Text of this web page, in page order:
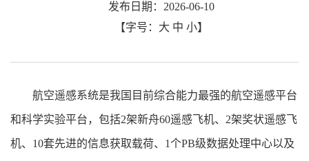
发布日期：2026-06-10
【字号： 大 中 小】
航空遥感系统是我国目前综合能力最强的航空遥感平台
和科学实验平台，包括2架新舟60遥感飞机、2架奖状遥感飞
机、10套先进的信息获取载荷、1个PB级数据处理中心以及